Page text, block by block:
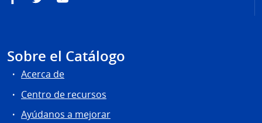
Sobre el Catálogo
Acerca de
Centro de recursos
Ayúdanos a mejorar